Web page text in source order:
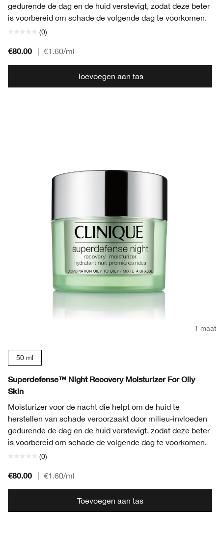
gedurende de dag en de huid verstevigt, zodat deze beter
is voorbereid om schade de volgende dag te voorkomen.
(0)
€80.00 €1.60/ml
Toevoegen aan tas
1 maat
50 ml
Superdefense™ Night Recovery Moisturizer For Oily
Skin
Moisturizer voor de nacht die helpt om de huid te
herstellen van schade veroorzaakt door milieu-invloeden
gedurende de dag en de huid verstevigt, zodat deze beter
is voorbereid om schade de volgende dag te voorkomen.
(0)
€80.00 €1.60/ml
Toevoegen aan tas